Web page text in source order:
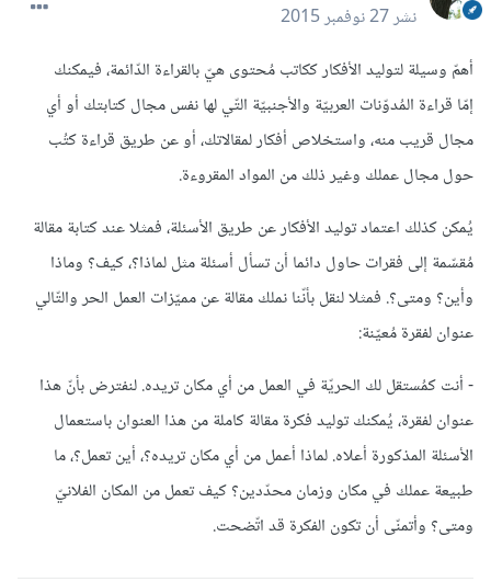
نشر27 نوفمبر 2015
أهمّ وسيلة لتوليد الأفكار ككاتب مُحتوى هيّ بالقراءة الدّائمة، فيمكنك
إمّاقراءة المُدوّنات العربيّة والأجنبيّة التّي لها نفس مجال كتابتك أو أي
مجال قريب منه، واستخلاص أفكار لمقالاتك، أو عن طريق قراءة كتُب
حول مجال عملك وغير ذلك من المواد المقروءة.
يُمكن كذلك اعتماد توليد الأفكار عن طريق الأسئلة، فمثلا عند كتابة مقالة
مُقسّمة إلى فقرات حاول دائما أن تسأل أسئلة مثل لماذا؟، كيف؟ وماذا
وأين؟ ومتى؟. فمثلا لنقل بأنّنا نملك مقالة عن مميّزات العمل الحر والتّالي
عنوان لفقرة مُعيّنة:
- أنت كمُستقل لك الحريّة في العمل من أي مكان تريده. لنفترض بأنّ هذا
عنوان لفقرة، يُمكنك توليد فكرة مقالة كاملة من هذا العنوان باستعمال
الأسئلة المذكورة أعلاه. لماذا أعمل من أي مكان تريده؟، أين تعمل؟، ما
طبيعة عملك في مكان وزمان محدّدين؟ كيف تعمل من المكان الفلانيّ
ومتى؟ وأتمنّى أن تكون الفكرة قد اتّضحت.